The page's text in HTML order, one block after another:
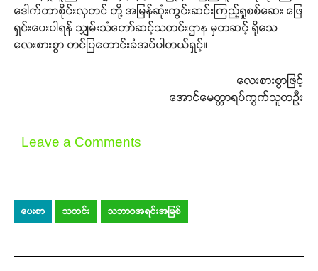
ဒေါက်တာစိုင်းလှတင် တို့ အမြန်ဆုံးကွင်းဆင်းကြည့်ရှုစစ်ဆေး ဖြေ
ရှင်းပေးပါရန် သျှမ်းသံတော်ဆင့်သတင်းဌာန မှတဆင့် ရိုသေ
လေးစားစွာ တင်ပြတောင်းခံအပ်ပါတယ်ရှင့်။
လေးစားစွာဖြင့်
အောင်မေတ္တာရပ်ကွက်သူတဉီး
Leave a Comments
ပေးစာ သတင်း သဘာဝအရင်းအမြစ်